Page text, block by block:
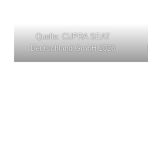
Quelle: CUPRA SEAT
Deutschland GmbH 2026